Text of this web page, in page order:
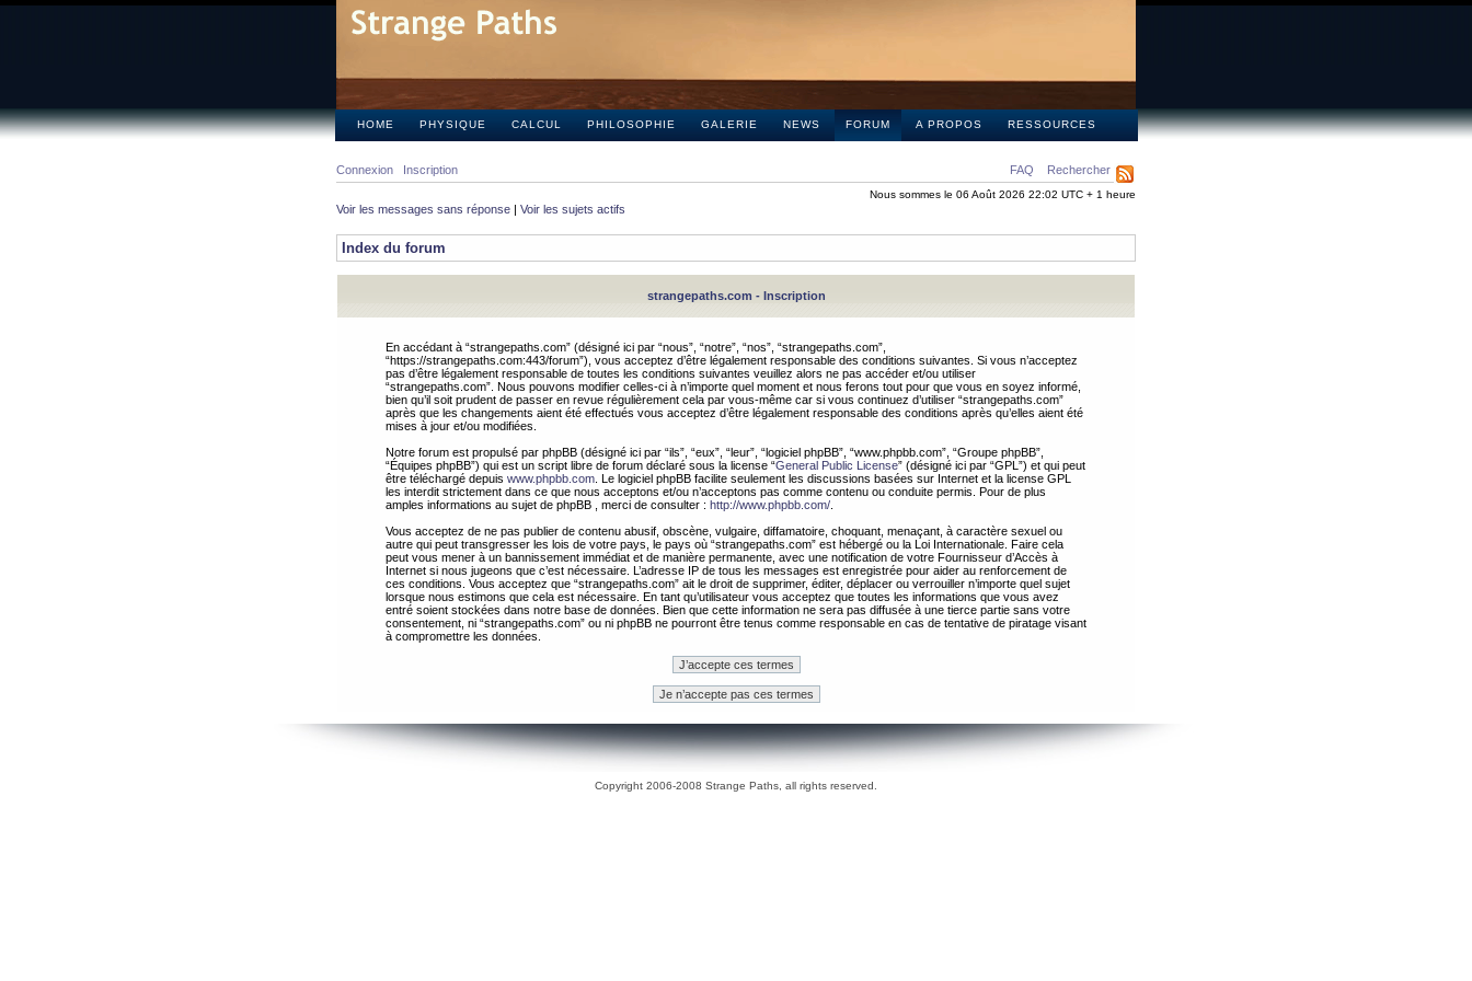
HOME PHYSIQUE CALCUL PHILOSOPHIE GALERIE NEWS FORUM A PROPOS RESSOURCES
FAQ Rechercher
Connexion Inscription
Nous sommes le 06 Août 2026 22:02 UTC + 1 heure
Voir les messages sans réponse | Voir les sujets actifs
Index du forum
strangepaths.com - Inscription
En accédant à “strangepaths.com” (désigné ici par “nous”, “notre”, “nos”, “strangepaths.com”,
“https://strangepaths.com:443/forum”), vous acceptez d’être légalement responsable des conditions suivantes. Si vous n’acceptez
pas d’être légalement responsable de toutes les conditions suivantes veuillez alors ne pas accéder et/ou utiliser
“strangepaths.com”. Nous pouvons modifier celles-ci à n’importe quel moment et nous ferons tout pour que vous en soyez informé,
bien qu’il soit prudent de passer en revue régulièrement cela par vous-même car si vous continuez d’utiliser “strangepaths.com”
après que les changements aient été effectués vous acceptez d’être légalement responsable des conditions après qu’elles aient été
mises à jour et/ou modifiées.
Notre forum est propulsé par phpBB (désigné ici par “ils”, “eux”, “leur”, “logiciel phpBB”, “www.phpbb.com”, “Groupe phpBB”,
“Équipes phpBB”) qui est un script libre de forum déclaré sous la license “General Public License” (désigné ici par “GPL”) et qui peut
être téléchargé depuis www.phpbb.com . Le logiciel phpBB facilite seulement les discussions basées sur Internet et la license GPL
les interdit strictement dans ce que nous acceptons et/ou n’acceptons pas comme contenu ou conduite permis. Pour de plus
amples informations au sujet de phpBB , merci de consulter : http://www.phpbb.com/
Vous acceptez de ne pas publier de contenu abusif, obscène, vulgaire, diffamatoire, choquant, menaçant, à caractère sexuel ou
autre qui peut transgresser les lois de votre pays, le pays où “strangepaths.com” est hébergé ou la Loi Internationale. Faire cela
peut vous mener à un bannissement immédiat et de manière permanente, avec une notification de votre Fournisseur d’Accès à
Internet si nous jugeons que c’est nécessaire. L’adresse IP de tous les messages est enregistrée pour aider au renforcement de
ces conditions. Vous acceptez que “strangepaths.com” ait le droit de supprimer, éditer, déplacer ou verrouiller n’importe quel sujet
lorsque nous estimons que cela est nécessaire. En tant qu’utilisateur vous acceptez que toutes les informations que vous avez
entré soient stockées dans notre base de données. Bien que cette information ne sera pas diffusée à une tierce partie sans votre
consentement, ni “strangepaths.com” ou ni phpBB ne pourront être tenus comme responsable en cas de tentative de piratage visant
à compromettre les données.
Copyright 2006-2008 Strange Paths, all rights reserved.